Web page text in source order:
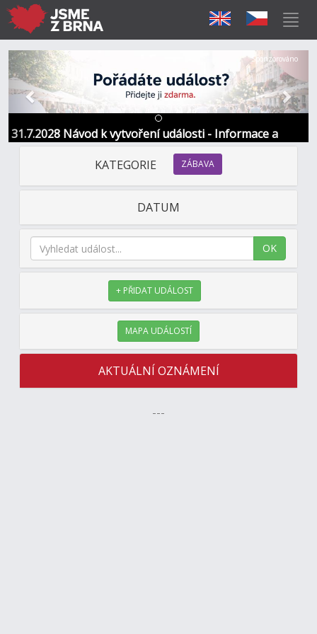
31.7.2028 Návod k vytvoření události - Informace a
kontakt
Předchozí Další
Sponzorováno
KATEGORIE ZÁBAVA
DATUM
OK
+ PŘIDAT UDÁLOST
MAPA UDÁLOSTÍ
AKTUÁLNÍ OZNÁMENÍ
---